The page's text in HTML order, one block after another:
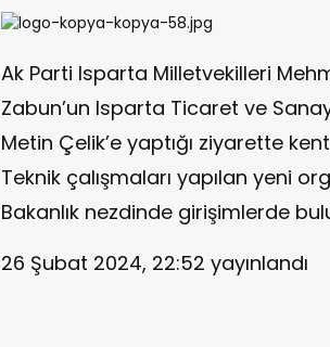
Ak Parti Isparta Milletvekilleri
Zabun’un Isparta Ticaret ve
Metin Çelik’e yaptığı ziyarette
Teknik çalışmaları yapılan yeni
Bakanlık nezdinde girişimlerde
26 Şubat 2024, 22:52 yayınlandı